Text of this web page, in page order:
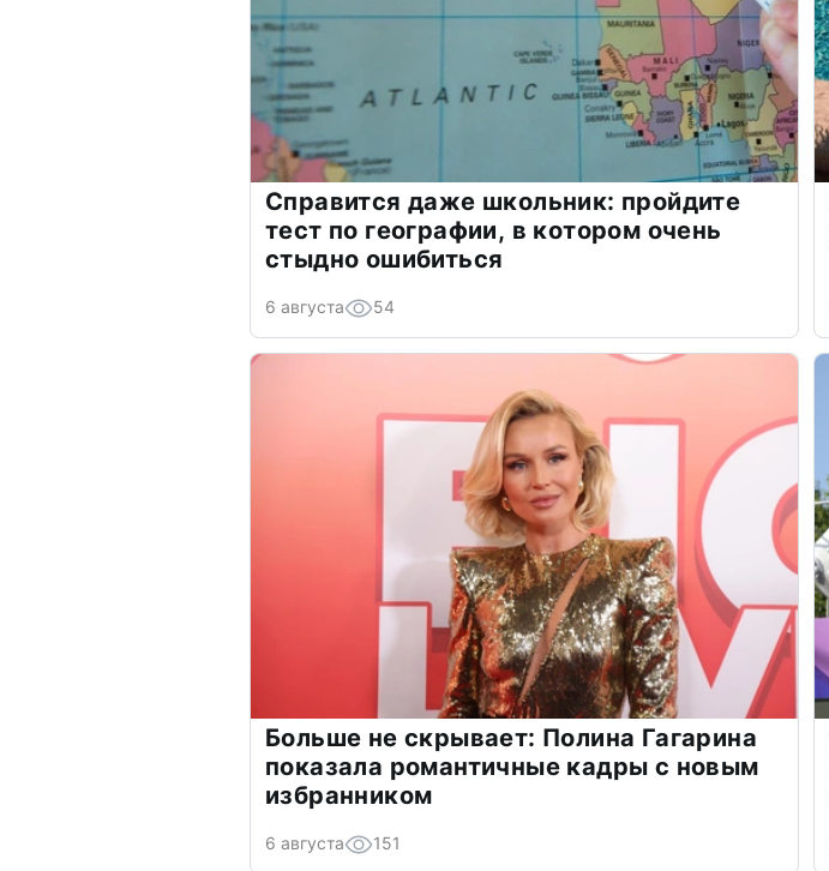
Справится даже школьник: пройдите
тест по географии, в котором очень
стыдно ошибиться
6 августа 54
Больше не скрывает: Полина Гагарина
показала романтичные кадры с новым
избранником
6 августа 151